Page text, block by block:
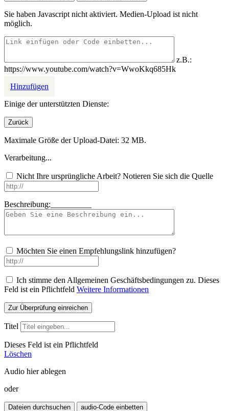
Sie haben Javascript nicht aktiviert. Medien-Upload ist nicht
möglich.
z.B.:
https://www.youtube.com/watch?v=WwoKkq685Hk
Hinzufügen
Einige der unterstützten Dienste:
Maximale Größe der Upload-Datei: 32 MB.
Verarbeitung...
Nicht Ihre ursprüngliche Arbeit? Notieren Sie sich die Quelle
Beschreibung:__________
Möchten Sie einen Empfehlungslink hinzufügen?
Ich stimme den Allgemeinen Geschäftsbedingungen zu. Dieses
Feld ist ein Pflichtfeld Weitere Informationen
Titel
Dieses Feld ist ein Pflichtfeld
Löschen
Audio hier ablegen
oder